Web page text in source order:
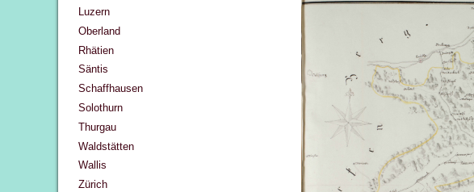
Luzern
Oberland
Rhätien
Säntis
Schaffhausen
Solothurn
Thurgau
Waldstätten
Wallis
Zürich